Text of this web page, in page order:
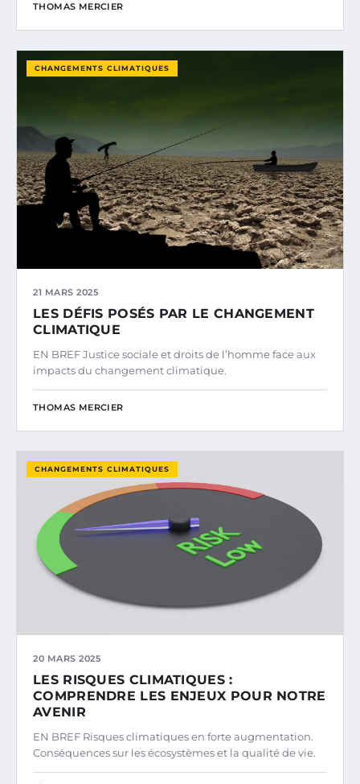
THOMAS MERCIER
CHANGEMENTS CLIMATIQUES
21 MARS 2025
LES DÉFIS POSÉS PAR LE CHANGEMENT
CLIMATIQUE
EN BREF Justice sociale et droits de l’homme face aux
impacts du changement climatique.
THOMAS MERCIER
CHANGEMENTS CLIMATIQUES
20 MARS 2025
LES RISQUES CLIMATIQUES :
COMPRENDRE LES ENJEUX POUR NOTRE
AVENIR
EN BREF Risques climatiques en forte augmentation.
Conséquences sur les écosystèmes et la qualité de vie.